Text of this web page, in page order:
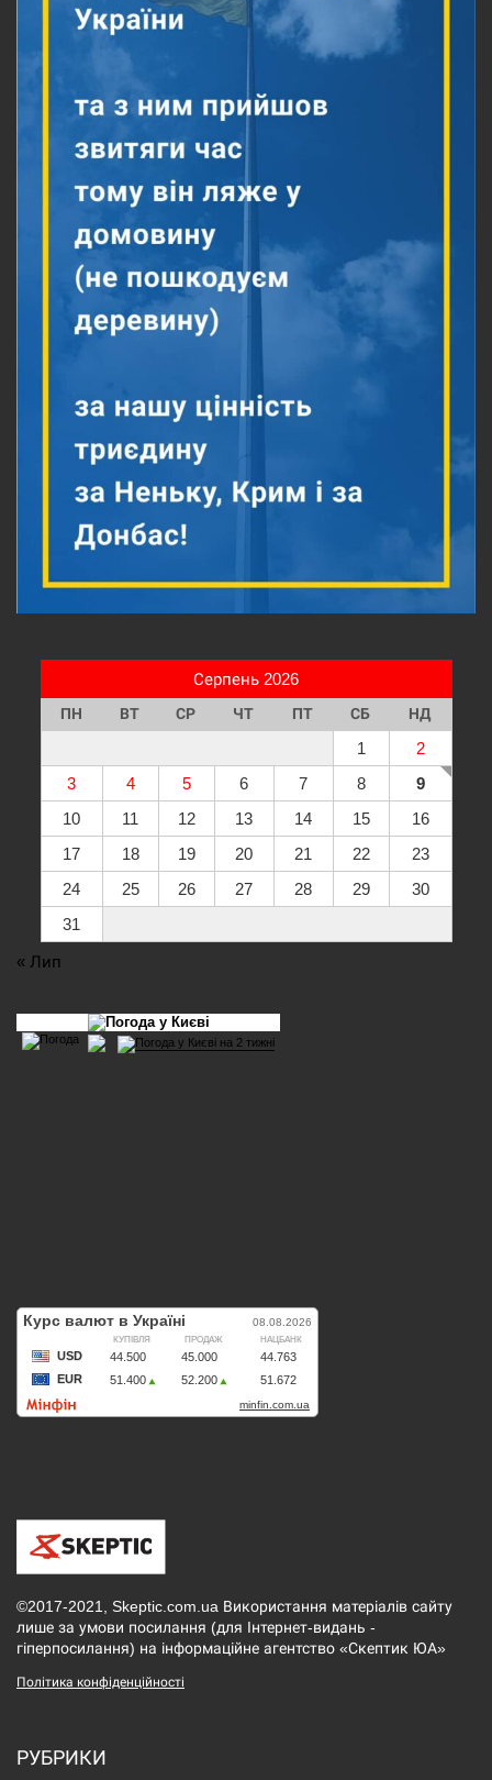
Серпень 2026
ПН ВТ СР ЧТ ПТ СБ НД
1
2
3
4 5 6 7 8
9
10
11 12 13 14 15
16
17
18 19 20 21 22
23
24
25 26 27 28 29
30
31
« Лип
©2017-2021, Skeptic.com.ua Використання матеріалів сайту
лише за умови посилання (для Інтернет-видань -
гіперпосилання) на інформаційне агентство «Скептик ЮА»
Політика конфіденційності
РУБРИКИ